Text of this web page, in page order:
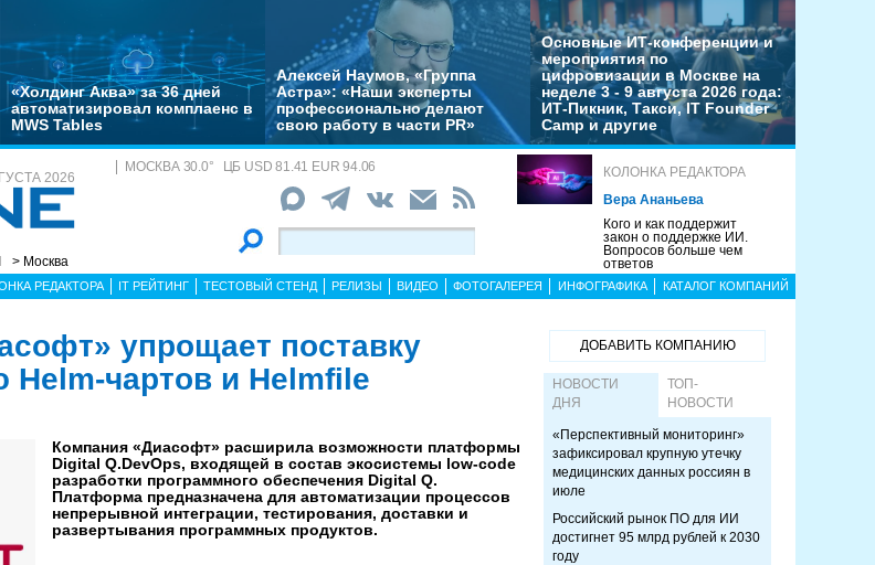
«Холдинг Аква» за 36 дней
автоматизировал комплаенс в
MWS Tables
Алексей Наумов, «Группа
Астра»: «Наши эксперты
профессионально делают
свою работу в части PR»
Основные ИТ-конференции и
мероприятия по
цифровизации в Москве на
неделе 3 - 9 августа 2026 года:
ИТ-Пикник, Такси, IT Founder
Camp и другие
2026
> Москва
МОСКВА 30.0° ЦБ USD 81.41 EUR 94.06
КОЛОНКА РЕДАКТОРА
Вера Ананьева
Кого и как поддержит
закон о поддержке ИИ.
Вопросов больше чем
ответов
РЕДАКТОРА IT РЕЙТИНГ ТЕСТОВЫЙ СТЕНД РЕЛИЗЫ ВИДЕО ФОТОГАЛЕРЕЯ ИНФОГРАФИКА КАТАЛОГ КОМПАНИЙ
упрощает поставку
чартов и Helmfile
Компания «Диасофт» расширила возможности платформы
Digital Q.DevOps, входящей в состав экосистемы low-code
разработки программного обеспечения Digital Q.
Платформа предназначена для автоматизации процессов
непрерывной интеграции, тестирования, доставки и
развертывания программных продуктов.
ДОБАВИТЬ КОМПАНИЮ
НОВОСТИ
ДНЯ
ТОП-
НОВОСТИ
«Перспективный мониторинг»
зафиксировал крупную утечку
медицинских данных россиян в
июле
Российский рынок ПО для ИИ
достигнет 95 млрд рублей к 2030
году